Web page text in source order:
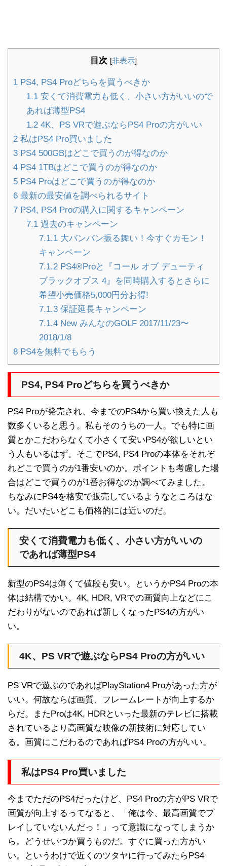
目次 [非表示]
1 PS4, PS4 Proどちらを買うべきか
1.1安くて消費電力も低く、小さい方がいいので
あれば薄型PS4
1.24K、PS VRで遊ぶならPS4 Proの方がいい
2 私はPS4 Pro買いました
3 PS4 500GBはどこで買うのが得なのか
4 PS4 1TBはどこで買うのが得なのか
5 PS4 Proはどこで買うのが得なのか
6 最新の最安値を調べられるサイト
7 PS4, PS4 Proの購入に関するキャンペーン
7.1過去のキャンペーン
7.1.1 大バンバン振る舞い！今すぐカモン！
キャンペーン
7.1.2 PS4®Proと『コール オブ デューティ
ブラックオプス 4』を同時購入するとさらに
希望小売価格5,000円分お得!
7.1.3 保証延長キャンペーン
7.1.4 New みんなのGOLF 2017/11/23〜
2018/1/8
8 PS4を無料でもらう
PS4, PS4 Proどちらを買うべきか
PS4 Proが発売され、今までのPS4から買い換えた人も
数多くいると思う。私もそのうちの一人。でも特に画
質とかこだわらなくて小さくて安いPS4が欲しいとい
う人もいるはず。そこでPS4, PS4 Proの本体をそれぞ
れどこで買うのが1番安いのか。ポイントも考慮した場
合はどこで買うのが1番お得なのか調べてみました。
ちなみにPS4を格安で販売しているようなところはな
い。だいたいどこも価格的には近いのだ。
安くて消費電力も低く、小さい方がいいの
であれば薄型PS4
新型のPS4は薄くて値段も安い。というかPS4 Proの本
体は結構でかい。4K, HDR, VRでの画質向上などにこ
だわりがないのであれば新しくなったPS4の方がい
い。
4K、PS VRで遊ぶならPS4 Proの方がいい
PS VRで遊ぶのであればPlayStation4 Proがあった方が
いい。何故ならば画質、フレームレートが向上するか
らだ。またProは4K, HDRといった最新のテレビに搭載
されているより高画質な映像の新技術に対応してい
る。画質にこだわるのであればPS4 Proの方がいい。
私はPS4 Pro買いました
今までただのPS4だったけど、PS4 Proの方がPS VRで
画質が向上するってなると、「俺は今、最高画質でプ
レイしていないんだっ！」って意識になってしまうか
ら。どうせいつか買うものだ。すぐに買った方がい
い。というわけで近くのツタヤに行ってみたらPS4